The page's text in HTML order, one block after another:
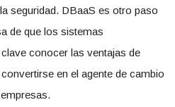
seguridad. DBaaS es otro paso
de que los sistemas
conocer las ventajas de
en el agente de cambio